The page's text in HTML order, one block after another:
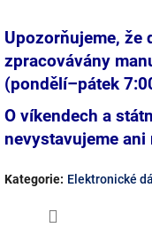
Upozorňujeme, že
zpracovávány
(pondělí–pátek
O víkendech a
nevystavujeme ani
Kategorie: Elektronické